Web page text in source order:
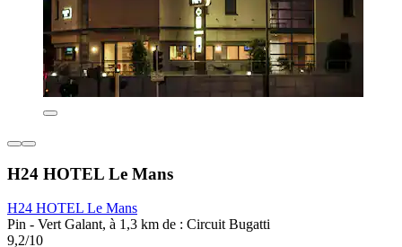
H24 HOTEL Le Mans
H24 HOTEL Le Mans
Pin - Vert Galant, à 1,3 km de : Circuit Bugatti
9,2/10